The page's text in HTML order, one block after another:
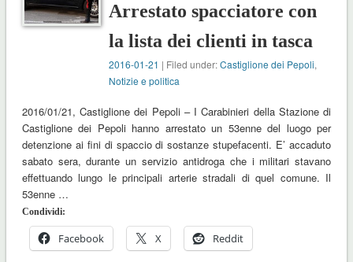
Arrestato spacciatore con
la lista dei clienti in tasca
2016-01-21 | Filed under:Castiglione dei Pepoli,
Notizie e politica
2016/01/21, Castiglione dei Pepoli – I Carabinieri della Stazione di
Castiglione dei Pepoli hanno arrestato un 53enne del luogo per
detenzione ai fini di spaccio di sostanze stupefacenti. E’ accaduto
sabato sera, durante un servizio antidroga che i militari stavano
effettuando lungo le principali arterie stradali di quel comune. Il
53enne …
Condividi:
Facebook X Reddit